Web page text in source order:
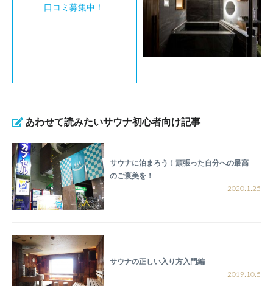
口コミ募集中！
あわせて読みたいサウナ初心者向け記事
サウナに泊まろう！頑張った自分への最高
のご褒美を！
2020.1.25
サウナの正しい入り方入門編
2019.10.5